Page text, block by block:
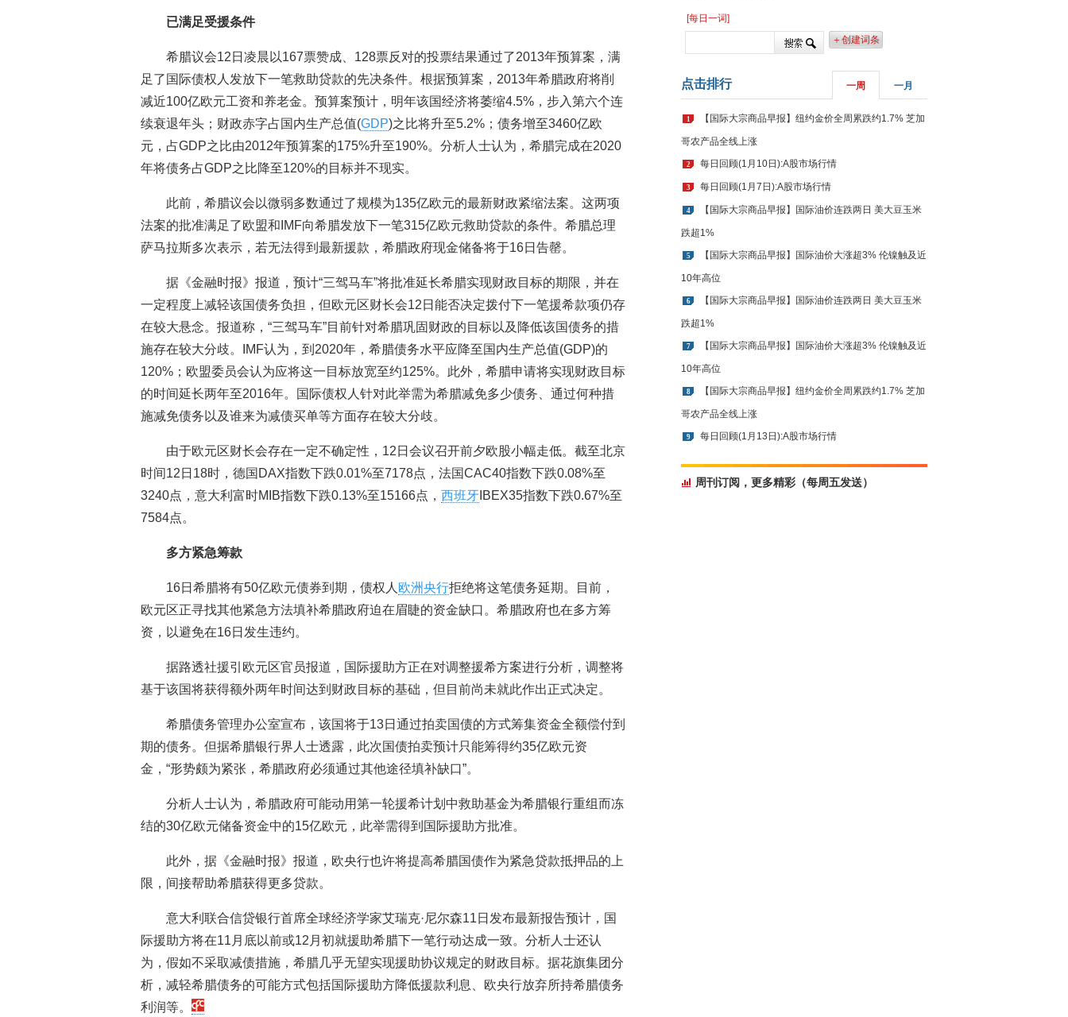
已满足受援条件
希腊议会12日凌晨以167票赞成、128票反对的投票结果通过了2013年预算案，满
足了国际债权人发放下一笔救助贷款的先决条件。根据预算案，2013年希腊政府将削
减近100亿欧元工资和养老金。预算案预计，明年该国经济将萎缩4.5%，步入第六个连
续衰退年头；财政赤字占国内生产总值(GDP)之比将升至5.2%；债务增至3460亿欧
元，占GDP之比由2012年预算案的175%升至190%。分析人士认为，希腊完成在2020
年将债务占GDP之比降至120%的目标并不现实。
此前，希腊议会以微弱多数通过了规模为135亿欧元的最新财政紧缩法案。这两项
法案的批准满足了欧盟和IMF向希腊发放下一笔315亿欧元救助贷款的条件。希腊总理
萨马拉斯多次表示，若无法得到最新援款，希腊政府现金储备将于16日告罄。
据《金融时报》报道，预计“三驾马车”将批准延长希腊实现财政目标的期限，并在
一定程度上减轻该国债务负担，但欧元区财长会12日能否决定拨付下一笔援希款项仍存
在较大悬念。报道称，“三驾马车”目前针对希腊巩固财政的目标以及降低该国债务的措
施存在较大分歧。IMF认为，到2020年，希腊债务水平应降至国内生产总值(GDP)的
120%；欧盟委员会认为应将这一目标放宽至约125%。此外，希腊申请将实现财政目标
的时间延长两年至2016年。国际债权人针对此举需为希腊减免多少债务、通过何种措
施减免债务以及谁来为减债买单等方面存在较大分歧。
由于欧元区财长会存在一定不确定性，12日会议召开前夕欧股小幅走低。截至北京
时间12日18时，德国DAX指数下跌0.01%至7178点，法国CAC40指数下跌0.08%至
3240点，意大利富时MIB指数下跌0.13%至15166点， 西班牙 IBEX35指数下跌0.67%至
7584点。
多方紧急筹款
16日希腊将有50亿欧元债券到期，债权人 欧洲央行拒绝将这笔债务延期。目前，
欧元区正寻找其他紧急方法填补希腊政府迫在眉睫的资金缺口。希腊政府也在多方筹
资，以避免在16日发生违约。
据路透社援引欧元区官员报道，国际援助方正在对调整援希方案进行分析，调整将
基于该国将获得额外两年时间达到财政目标的基础，但目前尚未就此作出正式决定。
希腊债务管理办公室宣布，该国将于13日通过拍卖国债的方式筹集资金全额偿付到
期的债务。但据希腊银行界人士透露，此次国债拍卖预计只能筹得约35亿欧元资
金，“形势颇为紧张，希腊政府必须通过其他途径填补缺口”。
分析人士认为，希腊政府可能动用第一轮援希计划中救助基金为希腊银行重组而冻
结的30亿欧元储备资金中的15亿欧元，此举需得到国际援助方批准。
此外，据《金融时报》报道，欧央行也许将提高希腊国债作为紧急贷款抵押品的上
限，间接帮助希腊获得更多贷款。
意大利联合信贷银行首席全球经济学家艾瑞克·尼尔森11日发布最新报告预计，国
际援助方将在11月底以前或12月初就援助希腊下一笔行动达成一致。分析人士还认
为，假如不采取减债措施，希腊几乎无望实现援助协议规定的财政目标。据花旗集团分
析，减轻希腊债务的可能方式包括国际援助方降低援款利息、欧央行放弃所持希腊债务
利润等。
[每日一词]
＋创建词条
点击排行 一周 一月
1 【国际大宗商品早报】纽约金价全周累跌约1.7% 芝加
哥农产品全线上涨
2 每日回顾(1月10日):A股市场行情
3 每日回顾(1月7日):A股市场行情
4 【国际大宗商品早报】国际油价连跌两日 美大豆玉米
跌超1%
5 【国际大宗商品早报】国际油价大涨超3% 伦镍触及近
10年高位
6 【国际大宗商品早报】国际油价连跌两日 美大豆玉米
跌超1%
7 【国际大宗商品早报】国际油价大涨超3% 伦镍触及近
10年高位
8 【国际大宗商品早报】纽约金价全周累跌约1.7% 芝加
哥农产品全线上涨
9 每日回顾(1月13日):A股市场行情
周刊订阅，更多精彩（每周五发送）